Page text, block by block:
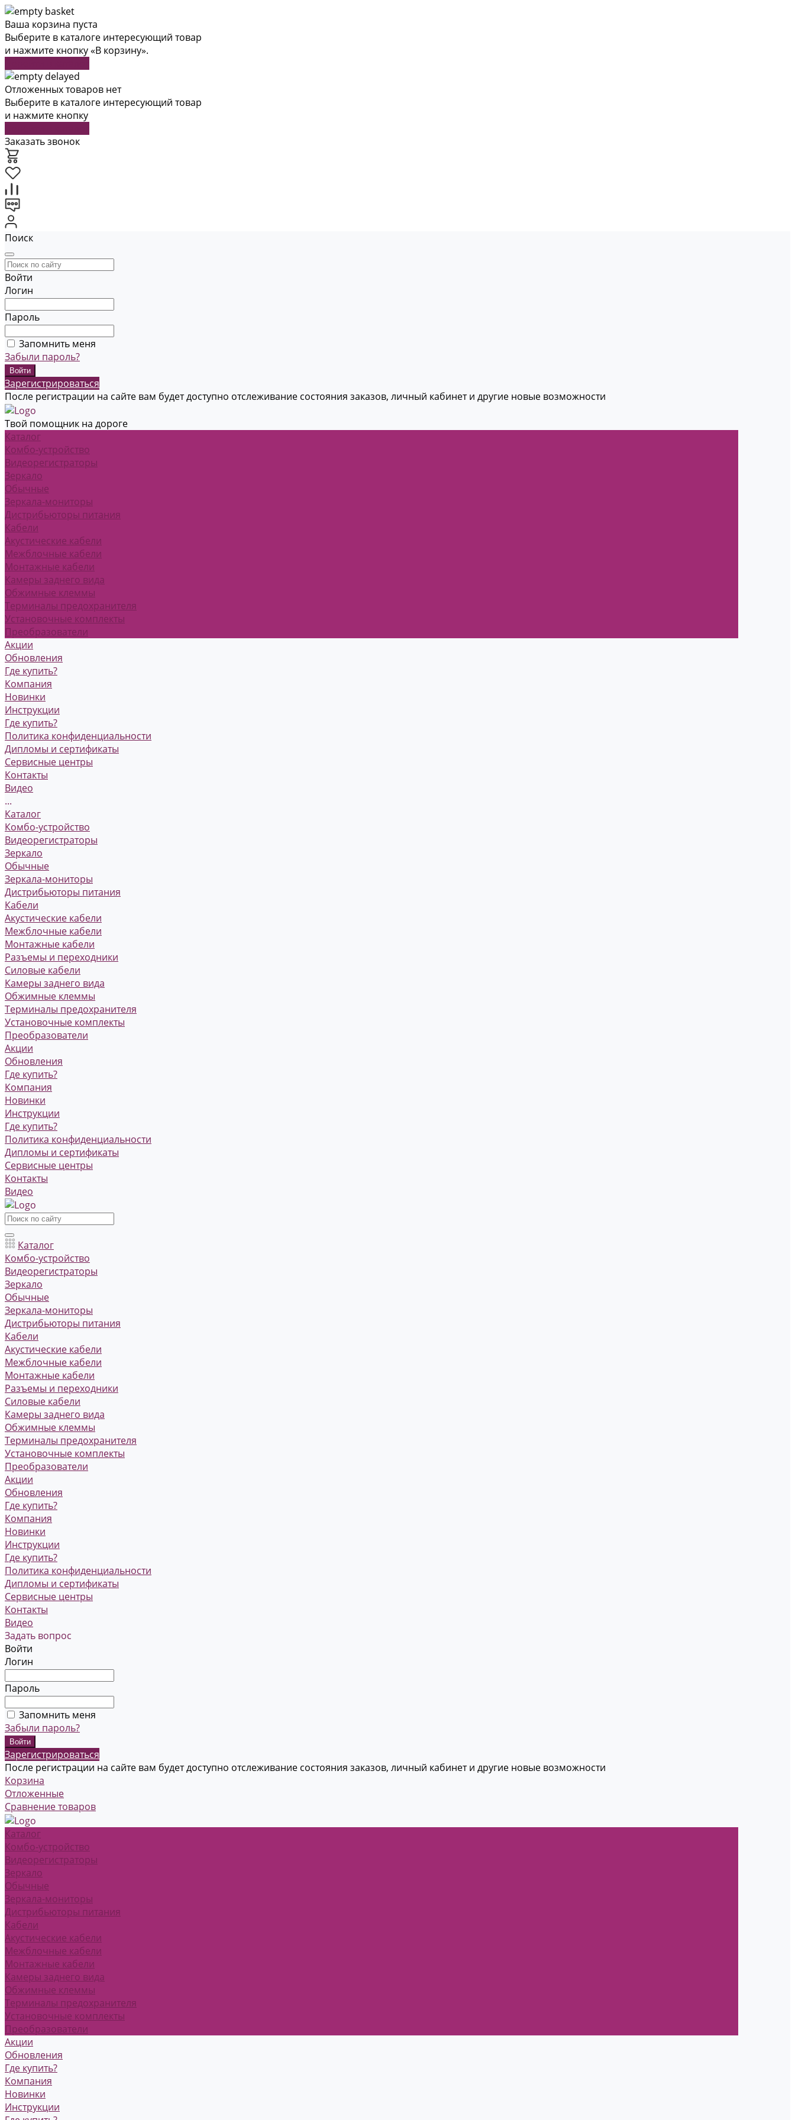
Ваша корзина пуста
Выберите в каталоге интересующий товар
и нажмите кнопку «В корзину».
Отложенных товаров нет
Выберите в каталоге интересующий товар
и нажмите кнопку
Заказать звонок
Поиск
Войти
Логин
Пароль
Запомнить меня
Забыли пароль?
Зарегистрироваться
После регистрации на сайте вам будет доступно отслеживание состояния заказов, личный кабинет и другие новые возможности
Твой помощник на дороге
Каталог
Комбо-устройство
Видеорегистраторы
Зеркало
Обычные
Зеркала-мониторы
Дистрибьюторы питания
Кабели
Акустические кабели
Межблочные кабели
Монтажные кабели
Камеры заднего вида
Обжимные клеммы
Терминалы предохранителя
Установочные комплекты
Преобразователи
Акции
Обновления
Где купить?
Компания
Новинки
Инструкции
Где купить?
Политика конфиденциальности
Дипломы и сертификаты
Сервисные центры
Контакты
Видео
...
Каталог
Комбо-устройство
Видеорегистраторы
Зеркало
Обычные
Зеркала-мониторы
Дистрибьюторы питания
Кабели
Акустические кабели
Межблочные кабели
Монтажные кабели
Разъемы и переходники
Силовые кабели
Камеры заднего вида
Обжимные клеммы
Терминалы предохранителя
Установочные комплекты
Преобразователи
Акции
Обновления
Где купить?
Компания
Новинки
Инструкции
Где купить?
Политика конфиденциальности
Дипломы и сертификаты
Сервисные центры
Контакты
Видео
Каталог
Комбо-устройство
Видеорегистраторы
Зеркало
Обычные
Зеркала-мониторы
Дистрибьюторы питания
Кабели
Акустические кабели
Межблочные кабели
Монтажные кабели
Разъемы и переходники
Силовые кабели
Камеры заднего вида
Обжимные клеммы
Терминалы предохранителя
Установочные комплекты
Преобразователи
Акции
Обновления
Где купить?
Компания
Новинки
Инструкции
Где купить?
Политика конфиденциальности
Дипломы и сертификаты
Сервисные центры
Контакты
Видео
Задать вопрос
Войти
Логин
Пароль
Запомнить меня
Забыли пароль?
Зарегистрироваться
После регистрации на сайте вам будет доступно отслеживание состояния заказов, личный кабинет и другие новые возможности
Корзина
Отложенные
Сравнение товаров
Каталог
Комбо-устройство
Видеорегистраторы
Зеркало
Обычные
Зеркала-мониторы
Дистрибьюторы питания
Кабели
Акустические кабели
Межблочные кабели
Монтажные кабели
Камеры заднего вида
Обжимные клеммы
Терминалы предохранителя
Установочные комплекты
Преобразователи
Акции
Обновления
Где купить?
Компания
Новинки
Инструкции